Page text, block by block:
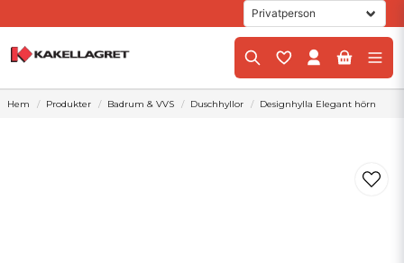
Hem Produkter Badrum & VVS Duschhyllor Designhylla Elegant hörn